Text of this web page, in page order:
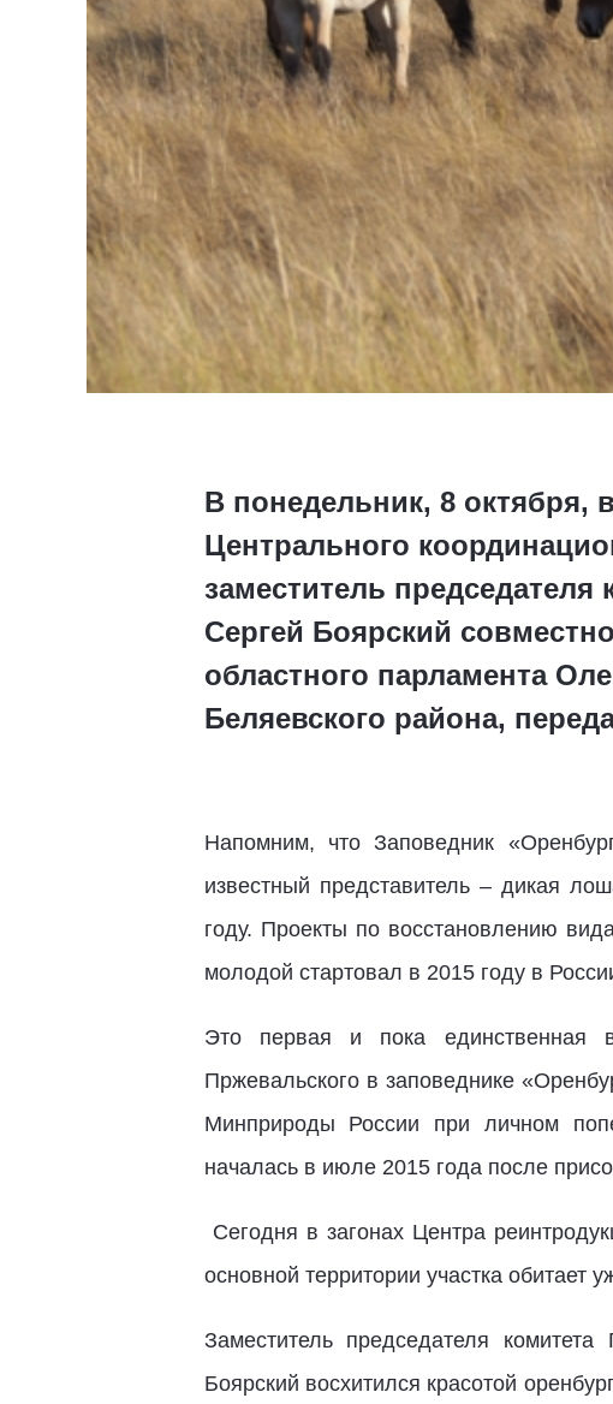
В понедельник, 8 октября,
Центрального
заместитель
Сергей Боярский
областного парламента
Беляевского района,
Напомним, что Заповедник
известный представитель – дикая
году. Проекты по восстановлению
молодой стартовал в 2015 году в
Это первая и пока единственная
Пржевальского в заповеднике
Минприроды России при личном
началась в июле 2015 года после
Сегодня в загонах Центра
основной территории участка
Заместитель председателя
Боярский восхитился красотой